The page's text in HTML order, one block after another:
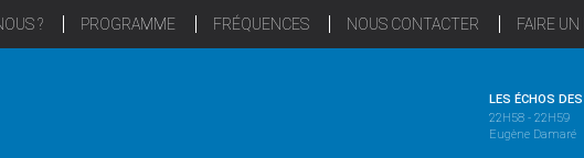
? PROGRAMME FRÉQUENCES NOUS CONTACTER FAIRE UN
LES ÉCHOS
22H58 - 22H59
Eugène Damaré